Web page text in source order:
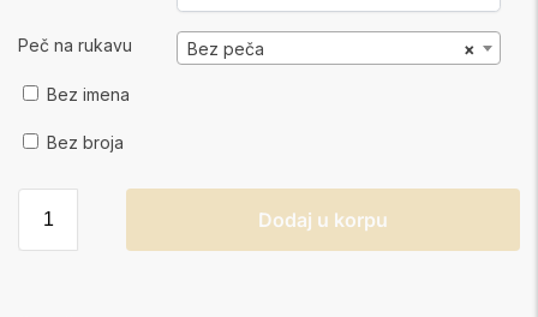
Peč na rukavu ×
Bez peča
Bez imena
Bez broja
Dodaj u korpu